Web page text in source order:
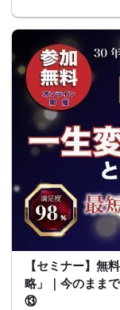
【セミナー】無
略」｜今のまま
⑬